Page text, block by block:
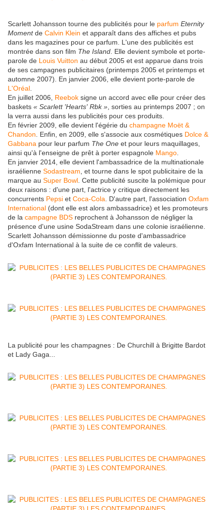
Scarlett Johansson tourne des publicités pour le parfum Eternity
Momentde Calvin Klein et apparaît dans des affiches et pubs
dans les magazines pour ce parfum. L'une des publicités est
montrée dans son film The Island . Elle devient symbole et porte-
parole de Louis Vuitton au début 2005 et est apparue dans trois
de ses campagnes publicitaires (printemps 2005 et printemps et
automne 2007). En janvier 2006 , elle devient porte-parole de
L'Oréal
En juillet 2006 Reebok signe un accord avec elle pour créer des
baskets « Scarlett 'Hearts' Rbk » , sorties au printemps 2007 ; on
la verra aussi dans les publicités pour ces produits.
En février 2009 , elle devient l'égérie du champagne Moët &
Chandon . Enfin, en 2009, elle s'associe aux cosmétiques Dolce &
Gabbana pour leur parfum The One et pour leurs maquillages,
ainsi qu'à l'enseigne de prêt à porter espagnole Mango
En janvier 2014 , elle devient l'ambassadrice de la multinationale
israélienne Sodastream , et tourne dans le spot publicitaire de la
marque au Super Bowl . Cette publicité suscite la polémique pour
deux raisons : d'une part, l'actrice y critique directement les
concurrents Pepsi et Coca-Cola . D'autre part, l'association Oxfam
International (dont elle est alors ambassadrice) et les promoteurs
de la campagne BDS reprochent à Johansson de négliger la
présence d'une usine SodaStream dans une colonie israélienne.
Scarlett Johansson démissionne du poste d'ambassadrice
d'Oxfam International à la suite de ce conflit de valeurs.
La publicité pour les champagnes : De Churchill à Brigitte Bardot
et Lady Gaga...